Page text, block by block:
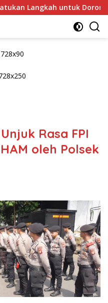
Dorong UMKM Naik
Rasa FPI
oleh Polsek